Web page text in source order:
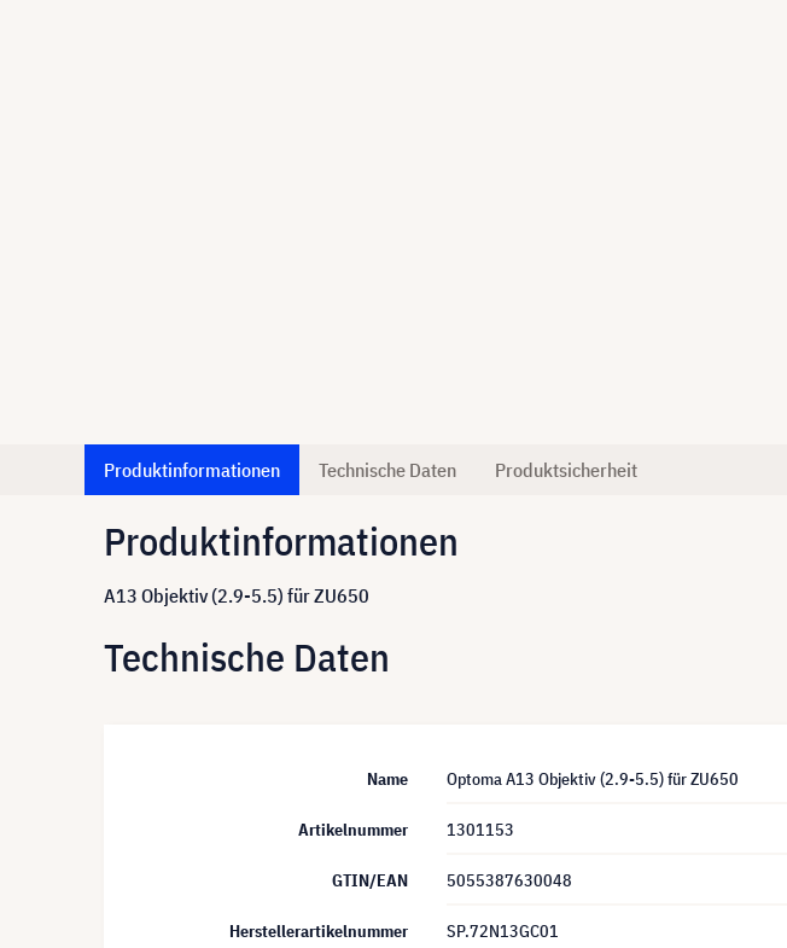
Produktinformationen Technische Daten Produktsicherheit
Produktinformationen
A13 Objektiv (2.9-5.5) für ZU650
Technische Daten
Name Optoma A13 Objektiv (2.9-5.5) für ZU650
Artikelnummer 1301153
GTIN/EAN 5055387630048
Herstellerartikelnummer SP.72N13GC01